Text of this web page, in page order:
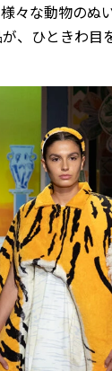
々な動物のぬ
、ひときわ目